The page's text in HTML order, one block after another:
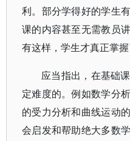
利。部分学得好的学生
课的内容甚至无需教员
有这样，学生才真正掌握
应当指出，在基础
定难度的。例如数学分
的受力分析和曲线运动
会启发和帮助绝大多数